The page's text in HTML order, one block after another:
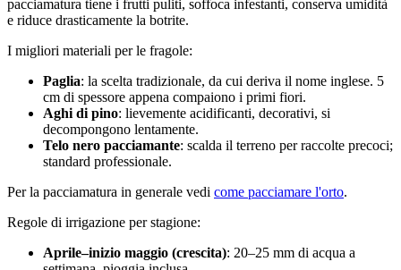
pacciamatura tiene i frutti puliti, soffoca infestanti, conserva umidità
e riduce drasticamente la botrite.
I migliori materiali per le fragole:
Paglia: la scelta tradizionale, da cui deriva il nome inglese. 5
cm di spessore appena compaiono i primi fiori.
Aghi di pino: lievemente acidificanti, decorativi, si
decompongono lentamente.
Telo nero pacciamante: scalda il terreno per raccolte precoci;
standard professionale.
Per la pacciamatura in generale vedi come pacciamare l'orto.
Regole di irrigazione per stagione:
Aprile–inizio maggio (crescita): 20–25 mm di acqua a